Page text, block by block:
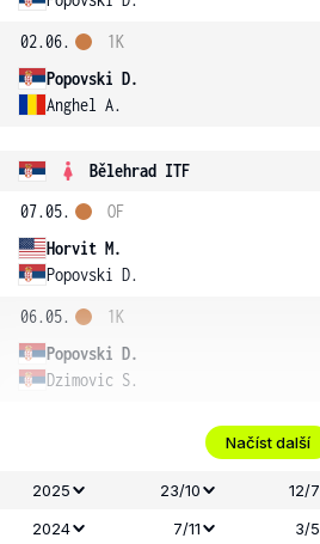
02.06.
Popovski D.
Anghel A.
1K
Bělehrad ITF
07.05.
Horvit M.
Popovski D.
OF
06.05.
Popovski D.
Dzimovic S.
1K
Načíst další
2025 23/10 12/7
2024 7/11 3/5